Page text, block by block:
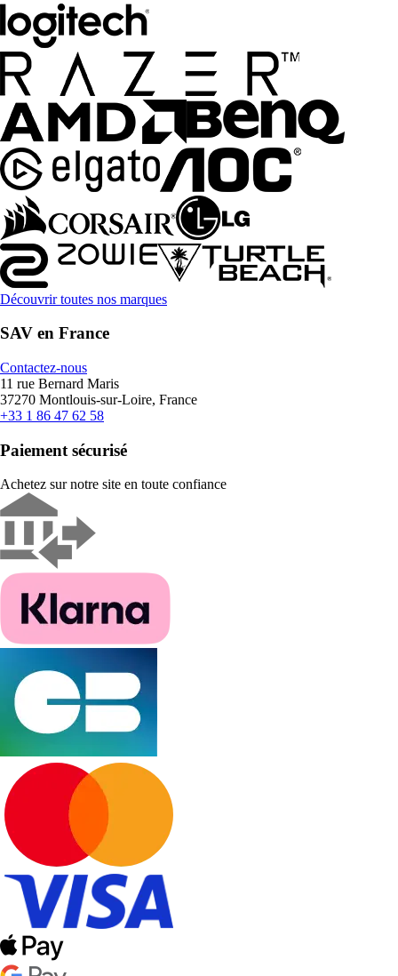
Découvrir toutes nos marques
SAV en France
Contactez-nous
11 rue Bernard Maris
37270 Montlouis-sur-Loire, France
+33 1 86 47 62 58
Paiement sécurisé
Achetez sur notre site en toute confiance